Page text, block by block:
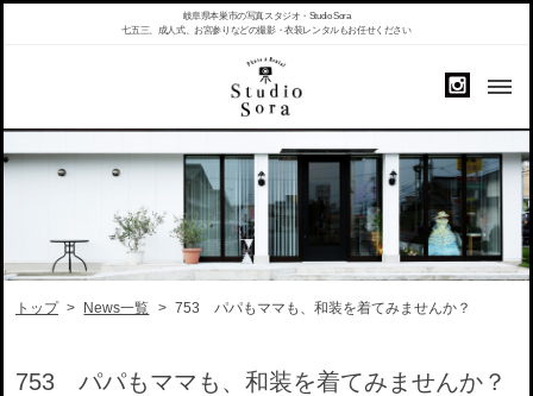
岐阜県本巣市の写真スタジオ・Studio Sora
七五三、成人式、お宮参りなどの撮影・衣装レンタルもお任せください
トップ > News一覧 > 753 パパもママも、和装を着てみませんか？
753 パパもママも、和装を着てみませんか？